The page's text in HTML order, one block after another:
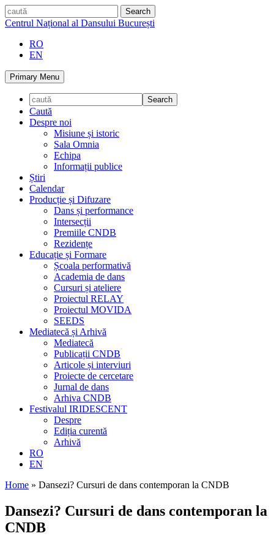
Skip
to
caută
Centrul Național al Dansului București
RO
EN
Primary Menu
Caută
Despre noi
Misiune și istoric
Sala Omnia
Echipa
Informații publice
Știri
Calendar
Producție și Difuzare
Dans și performance
Intersecții
Premiile CNDB
Rezidențe
Educație și Formare
Școala performativă
Academia de dans
Cursuri și ateliere
Proiectul RELAY
Proiectul MOVIDA
SEEDS
Mediatecă și Arhivă
Mediatecă
Publicații CNDB
Articole și interviuri
Proiecte de cercetare
Jurnal de dans
Arhiva CNDB
Festivalul IRIDESCENT
Despre
Ediția curentă
Arhivă
RO
EN
Home » Dansezi? Cursuri de dans contemporan la CNDB
Dansezi? Cursuri de dans contemporan la
CNDB